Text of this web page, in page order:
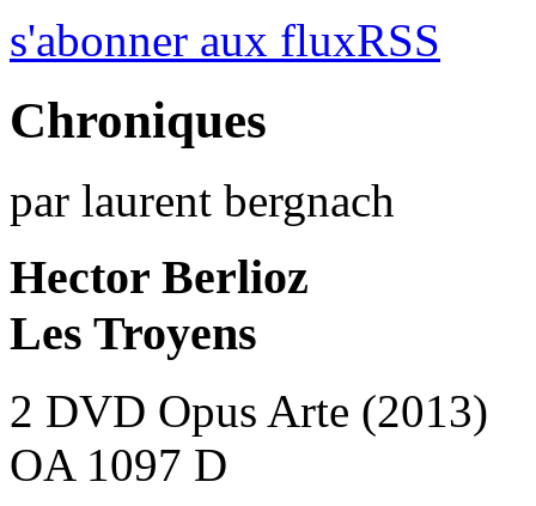
s'abonner aux fluxRSS
Chroniques
par laurent bergnach
Hector Berlioz
Les Troyens
2 DVD Opus Arte (2013)
OA 1097 D